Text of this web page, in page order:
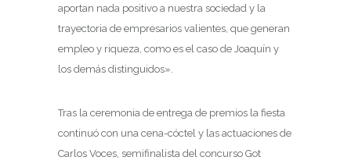
aportan nada positivo a nuestra sociedad y la
trayectoria de empresarios valientes, que generan
empleo y riqueza, como es el caso de Joaquín y
los demás distinguidos».
Tras la ceremonia de entrega de premios la fiesta
continuó con una cena-cóctel y las actuaciones de
Carlos Voces, semifinalista del concurso Got